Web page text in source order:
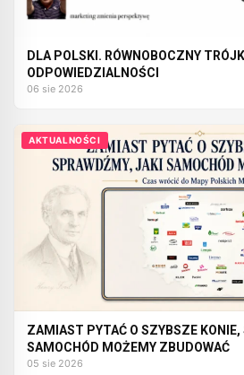
DLA POLSKI. RÓWNOBOCZNY
ODPOWIEDZIALNOŚCI
06 sie 2026
AKTUALNOŚCI
ZAMIAST PYTAĆ O SZYBSZE KONIE,
SAMOCHÓD MOŻEMY ZBUDOWAĆ
05 sie 2026